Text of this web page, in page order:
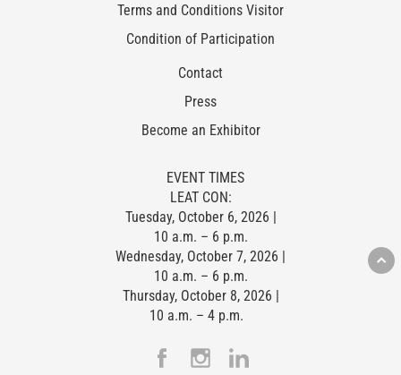
Terms and Conditions Visitor
Condition of Participation
Contact
Press
Become an Exhibitor
EVENT TIMES
LEAT CON:
Tuesday, October 6, 2026 |
10 a.m. – 6 p.m.
Wednesday, October 7, 2026 |
10 a.m. – 6 p.m.
Thursday, October 8, 2026 |
10 a.m. – 4 p.m.